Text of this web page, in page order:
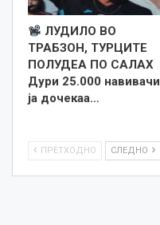
ЛУДИЛО ВО
ТРАБЗОН, ТУРЦИТЕ
ПОЛУДЕА ПО САЛАХ
Дури 25.000 навивачи
ја дочекаа…
ПРЕТХОДНО СЛЕДНО